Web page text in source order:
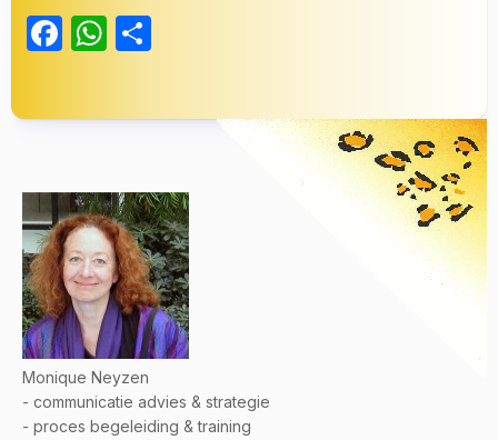
Facebook
WhatsApp
Monique Neyzen
- communicatie advies & strategie
- proces begeleiding & training